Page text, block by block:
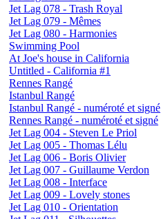
Jet Lag 078 - Trash Royal
Jet Lag 079 - Mêmes
Jet Lag 080 - Harmonies
Swimming Pool
At Joe's house in California
Untitled - California #1
Rennes Rangé
Istanbul Rangé
Istanbul Rangé - numéroté et signé
Rennes Rangé - numéroté et signé
Jet Lag 004 - Steven Le Priol
Jet Lag 005 - Thomas Lélu
Jet Lag 006 - Boris Olivier
Jet Lag 007 - Guillaume Verdon
Jet Lag 008 - Interface
Jet Lag 009 - Lovely stones
Jet Lag 010 - Orientation